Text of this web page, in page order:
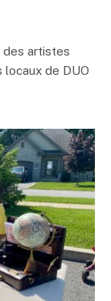
des artistes
locaux de DUO